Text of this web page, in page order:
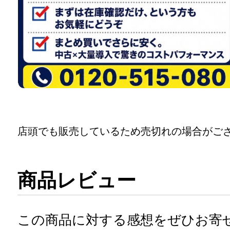
店頭でも販売しているため売切れの場合がご
商品レビュー
この商品に対する感想をぜひお寄